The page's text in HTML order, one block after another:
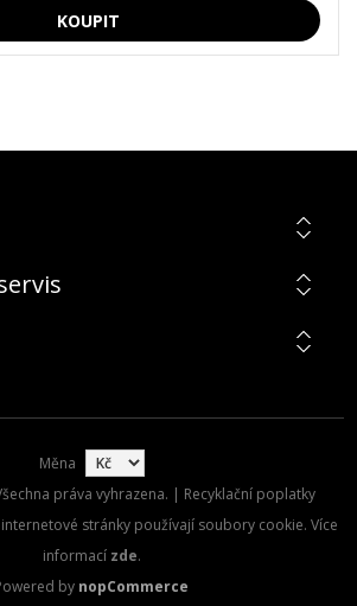
Měna
práva vyhrazena. | Recyklační poplatky
stránky používají soubory cookie. Více
informací zde.
by nopCommerce